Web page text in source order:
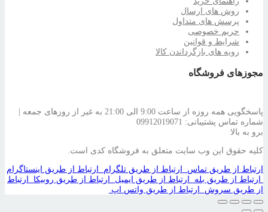
روش های ارسال
پرسش های متداول
حریم خصوصی
شرایط و قوانین
رویه های بازگرداندن کالا
مجوزهای فروشگاه
پاسخگویی همه روزه از ساعت 9:00 الی 21:00 به غیر از روزهای جمعه |
شماره تماس پشتیبانی: 09912019071
برو به بالا
کلیه حقوق این وب سایت متعلق به فروشگاه کدی است.
ارتباط از طریق تماس ارتباط از طریق تلگرام
ارتباط از طریق اینستاگرام
ارتباط از طریق بله
ارتباط از طریق ایمیل ارتباط از طریق روبیکا
ارتباط
از طریق سروش
ارتباط از طریق واتس اپ